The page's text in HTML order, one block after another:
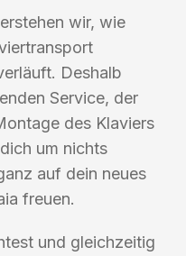
wir, wie
Deshalb
Service, der
des Klaviers
um nichts
auf dein neues
freuen.
und gleichzeitig